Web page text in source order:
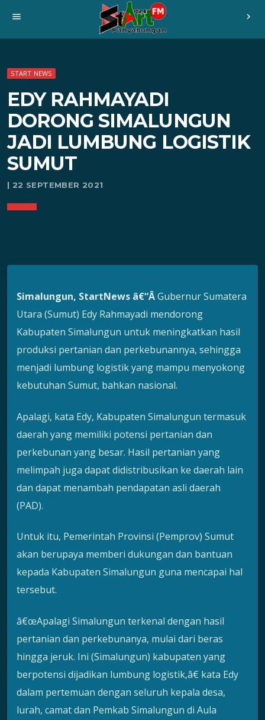
menu chevron_right
START NEWS
EDY RAHMAYADI
DORONG SIMALUNGUN
JADI LUMBUNG LOGISTIK
SUMUT
| 22 SEPTEMBER 2021
Simalungun, StartNews â€“ÂGubernur Sumatera
Utara (Sumut) Edy Rahmayadi mendorong
Kabupaten Simalungun untuk meningkatkan hasil
produksi pertanian dan perkebunannya, sehingga
menjadi lumbung logistik yang mampu menyokong
kebutuhan Sumut, bahkan nasional.
Apalagi, kata Edy, Kabupaten Simalungun termasuk
daerah yang memiliki potensi pertanian dan
perkebunan yang besar. Hasil pertanian yang
melimpah juga dapat didistribusikan ke daerah lain
dan dapat menambah pendapatan asli daerah
(PAD).
Untuk itu, Pemerintah Provinsi (Pemprov) Sumut
akan berupaya memberi dukungan dan bantuan
kepada Kabupaten Simalungun guna mencapai hal
tersebut.
â€œApalagi Simalungun terkenal dengan hasil
pertanian dan perkebunanya, mulai dari beras
hingga jeruk. Ini (Simalungun) kabupaten yang
berpotensi dijadikan lumbung logistik,â€ kata Edy
dalam pertemuan dengan seluruh kepala desa,
lurah, camat dan Pemkab Simalungun di Aula